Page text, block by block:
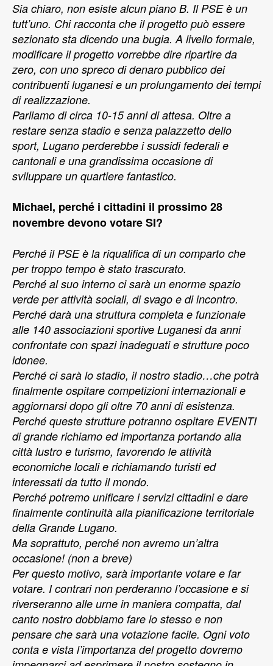
Sia chiaro, non esiste alcun piano B. Il PSE è un
tutt’uno. Chi racconta che il progetto può essere
sezionato sta dicendo una bugia. A livello formale,
modificare il progetto vorrebbe dire ripartire da
zero, con uno spreco di denaro pubblico dei
contribuenti luganesi e un prolungamento dei tempi
di realizzazione.
Parliamo di circa 10-15 anni di attesa. Oltre a
restare senza stadio e senza palazzetto dello
sport, Lugano perderebbe i sussidi federali e
cantonali e una grandissima occasione di
sviluppare un quartiere fantastico.
Michael, perché i cittadini il prossimo 28
novembre devono votare SI?
Perché il PSE è la riqualifica di un comparto che
per troppo tempo è stato trascurato.
Perché al suo interno ci sarà un enorme spazio
verde per attività sociali, di svago e di incontro.
Perché darà una struttura completa e funzionale
alle 140 associazioni sportive Luganesi da anni
confrontate con spazi inadeguati e strutture poco
idonee.
Perché ci sarà lo stadio, il nostro stadio…che potrà
finalmente ospitare competizioni internazionali e
aggiornarsi dopo gli oltre 70 anni di esistenza.
Perché queste strutture potranno ospitare EVENTI
di grande richiamo ed importanza portando alla
città lustro e turismo, favorendo le attività
economiche locali e richiamando turisti ed
interessati da tutto il mondo.
Perché potremo unificare i servizi cittadini e dare
finalmente continuità alla pianificazione territoriale
della Grande Lugano.
Ma soprattuto, perché non avremo un’altra
occasione! (non a breve)
Per questo motivo, sarà importante votare e far
votare. I contrari non perderanno l’occasione e si
riverseranno alle urne in maniera compatta, dal
canto nostro dobbiamo fare lo stesso e non
pensare che sarà una votazione facile. Ogni voto
conta e vista l’importanza del progetto dovremo